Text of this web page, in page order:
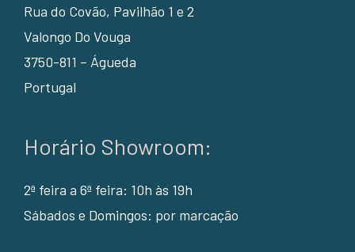
Rua do Covão, Pavilhão 1 e 2
Valongo Do Vouga
3750-811 – Águeda
Portugal
Horário Showroom:
2ª feira a 6ª feira: 10h às 19h
Sábados e Domingos: por marcação